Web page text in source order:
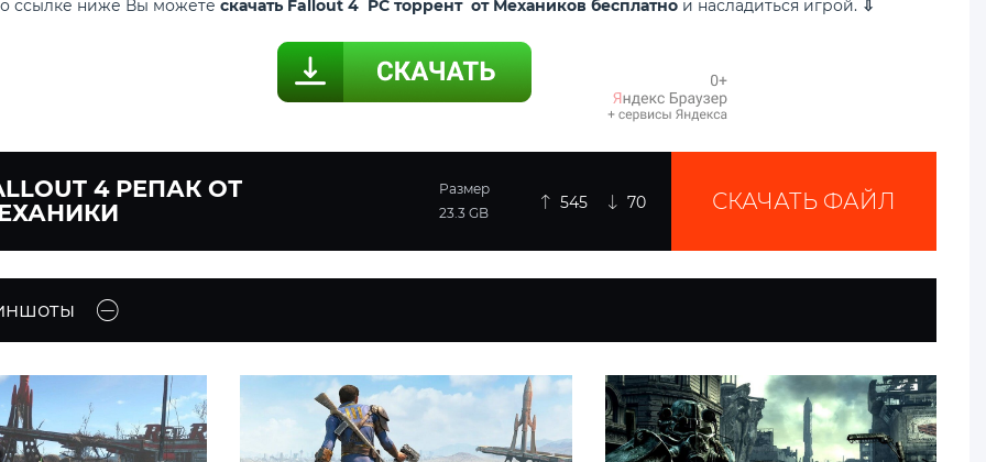
ссылке ниже Вы можете скачать Fallout 4 PC торрент от Механиков бесплатнои насладиться игрой. ⇩
4 РЕПАК ОТ
Размер
23.3 GB
545 70 СКАЧАТЬ ФАЙЛ